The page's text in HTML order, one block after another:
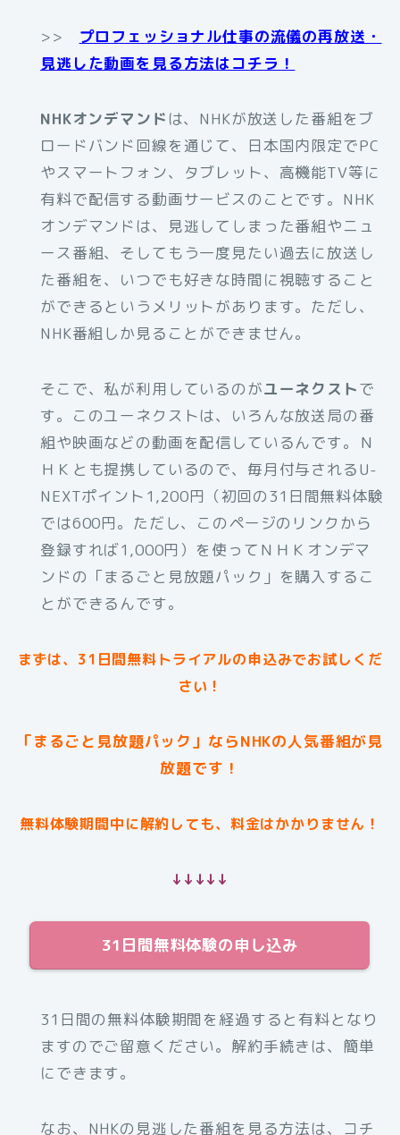
>> プロフェッショナル仕事の流儀の再放送・
見逃した動画を見る方法はコチラ！
NHKオンデマンド は、NHKが放送した番組をブ
ロードバンド回線を通じて、日本国内限定でPC
やスマートフォン、タブレット、高機能TV等に
有料で配信する動画サービスのことです。NHK
オンデマンドは、見逃してしまった番組やニュ
ース番組、そしてもう一度見たい過去に放送し
た番組を、いつでも好きな時間に視聴すること
ができるというメリットがあります。ただし、
NHK番組しか見ることができません。
そこで、私が利用しているのがユーネクストで
す。このユーネクストは、いろんな放送局の番
組や映画などの動画を配信しているんです。Ｎ
ＨＫとも提携しているので、毎月付与されるU-
NEXTポイント1,200円（初回の31日間無料体験
では600円。ただし、このページのリンクから
登録すれば1,000円）を使ってＮＨＫオンデマ
ンドの「まるごと見放題パック」を購入するこ
とができるんです。
まずは、31日間無料トライアルの申込みでお試しくだ
さい！
「まるごと見放題パック」ならNHKの人気番組が見
放題です！
無料体験期間中に解約しても、料金はかかりません！
↓↓↓↓↓
31日間無料体験の申し込み
31日間の無料体験期間を経過すると有料となり
ますのでご留意ください。解約手続きは、簡単
にできます。
なお、NHKの見逃した番組を見る方法は、コチ